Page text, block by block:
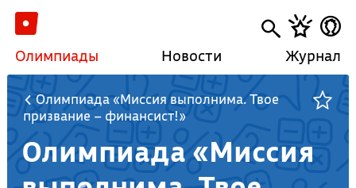
Олимпиады Новости Журнал
Олимпиада «Миссия выполнима. Твое
призвание – финансист!»
Олимпиада «Миссия